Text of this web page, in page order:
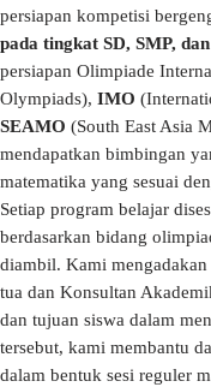
persiapan kompetisi
pada tingkat SD, SMP,
persiapan Olimpiade
Olympiads), IMO
SEAMO (South East Asia
mendapatkan bimbingan
matematika yang sesuai
Setiap program belajar
berdasarkan bidang
diambil. Kami mengadakan
tua dan Konsultan
dan tujuan siswa dalam
tersebut, kami membantu
dalam bentuk sesi reguler